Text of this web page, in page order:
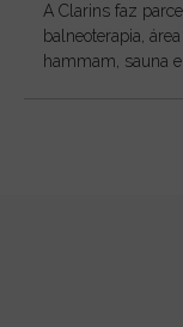
A Clarins faz
balneoterapia,
hammam, sauna